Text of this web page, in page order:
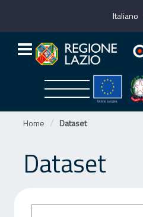
Italiano
Home Dataset
Dataset